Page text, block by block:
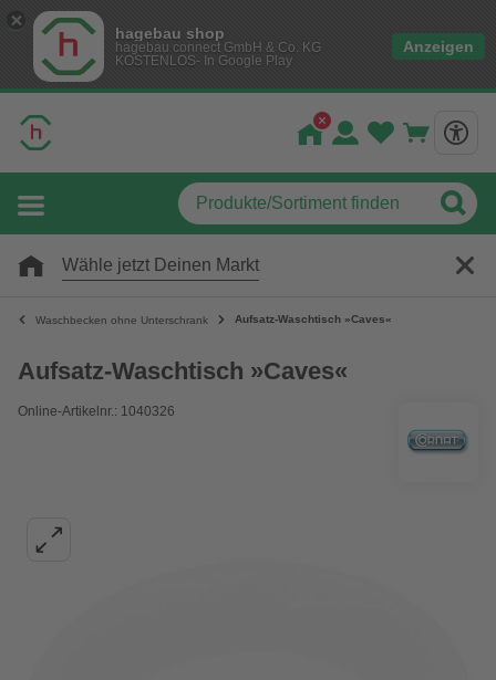
hagebau shop
hagebau connect GmbH & Co. KG
KOSTENLOS- In Google Play
Anzeigen
Wähle jetzt Deinen Markt
Waschbecken ohne Unterschrank Aufsatz-Waschtisch »Caves«
Aufsatz-Waschtisch »Caves«
Online-Artikelnr.: 1040326